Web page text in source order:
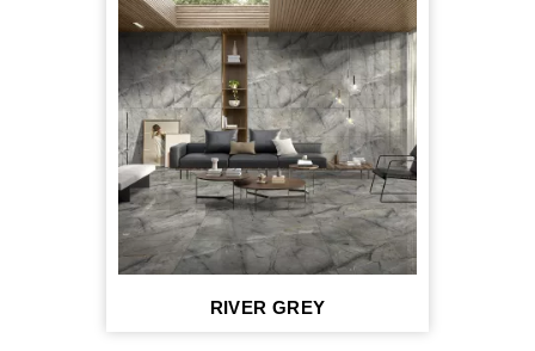
RIVER GREY